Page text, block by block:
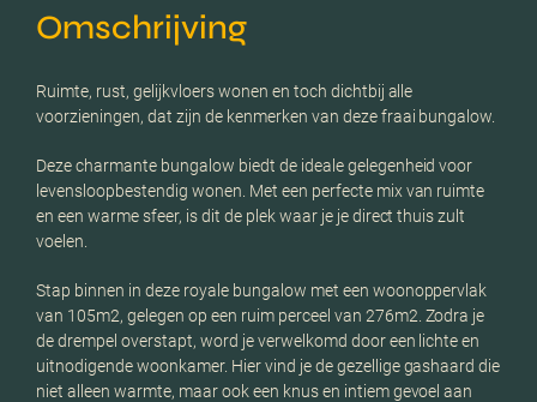
Omschrijving
Ruimte, rust, gelijkvloers wonen en toch dichtbij alle
voorzieningen, dat zijn de kenmerken van deze fraai bungalow.
Deze charmante bungalow biedt de ideale gelegenheid voor
levensloopbestendig wonen. Met een perfecte mix van ruimte
en een warme sfeer, is dit de plek waar je je direct thuis zult
voelen.
Stap binnen in deze royale bungalow met een woonoppervlak
van 105m2, gelegen op een ruim perceel van 276m2. Zodra je
de drempel overstapt, word je verwelkomd door een lichte en
uitnodigende woonkamer. Hier vind je de gezellige gashaard die
niet alleen warmte, maar ook een knus en intiem gevoel aan